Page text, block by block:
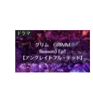
ドラマ